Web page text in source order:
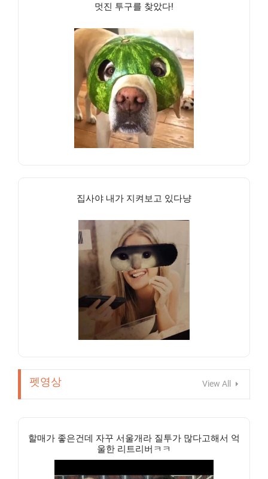
멋진 투구를 찾았다!
집사야 내가 지켜보고 있다냥
펫영상 View All
할매가 좋은건데 자꾸 서울개라 질투가 많다고해서 억
울한 리트리버ㅋㅋ